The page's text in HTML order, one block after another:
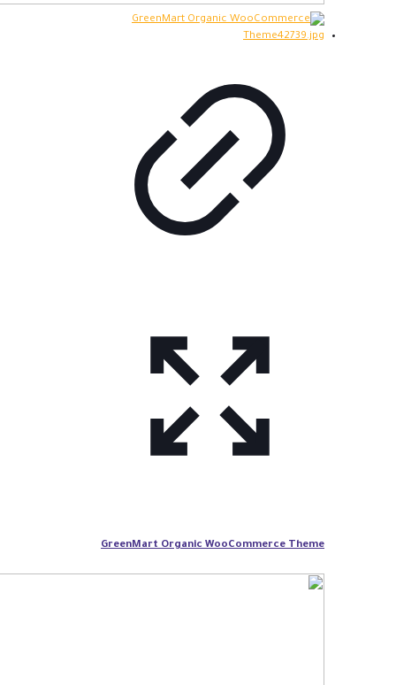
GreenMart Organic WooCommerce Theme